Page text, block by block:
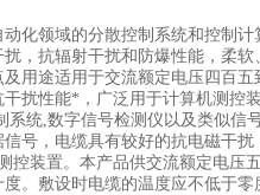
化领域的分散控制系统和控制
，抗辐射干扰和防爆性能，柔
用途适用于交流额定电压四百
扰性能*，广泛用于计算机测控
统,数字信号检测仪以及类似信
号，电缆具有较好的抗电磁干
装置。本产品供交流额定电压
。敷设时电缆的温度应不低于